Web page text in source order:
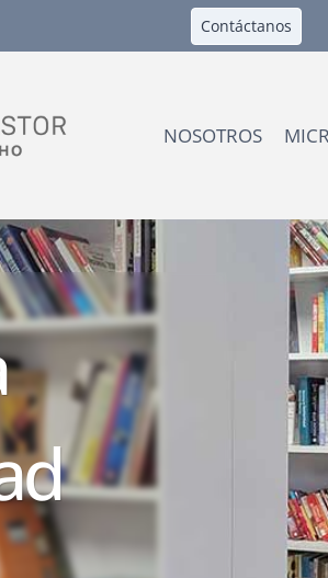
Contáctanos
NOSOTROS